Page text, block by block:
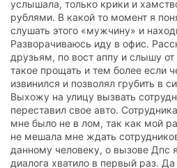
услышала, только крики и
рублями. В какой то момент я
слушать этого «мужчину» и
Разворачиваюсь иду в офис.
друзьям, по вост аппу и слышу
такое прощать и тем более если
извинился и позволял грубить в
Выхожу на улицу вызвать
переставил свое авто.
мне было не в лом, так как мой
не мешала мне ждать
данному человеку, о вызове Дпс
диалога хватило в первый раз.